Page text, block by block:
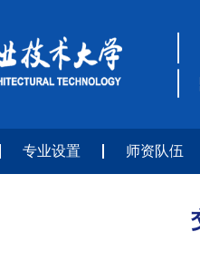
专业设置 师资队伍